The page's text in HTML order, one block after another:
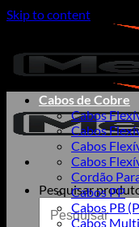
Skip to content
Pesquisar
Cabos de Cobre
Cabos
Cabos
Cabos
Cabos
Cordão
Cabos PP
Cabos PB
Cabos